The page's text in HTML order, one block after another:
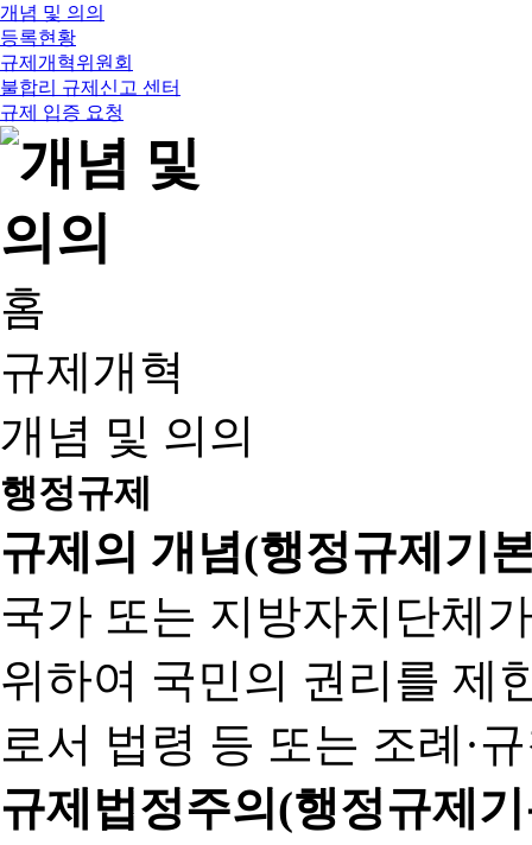
개념 및 의의
등록현황
규제개혁위원회
불합리 규제신고 센터
규제 입증 요청
홈
규제개혁
개념 및 의의
행정규제
규제의 개념(행정규제기
국가 또는 지방자치단체
위하여 국민의 권리를 제
로서 법령 등 또는 조례·
규제법정주의(행정규제